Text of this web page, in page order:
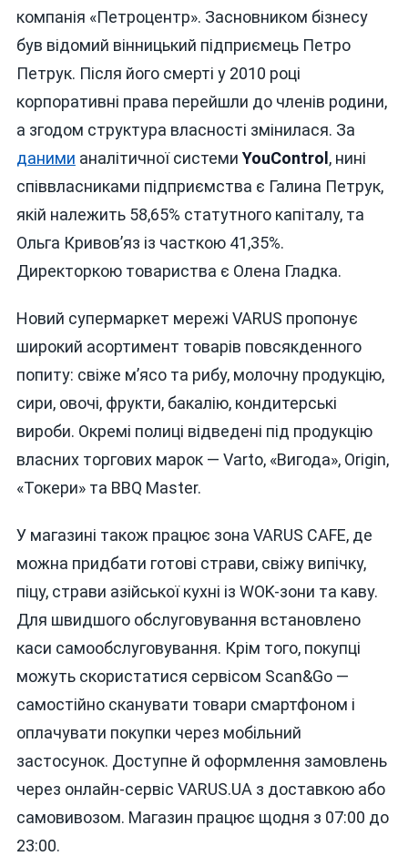
компанія «Петроцентр». Засновником бізнесу
був відомий вінницький підприємець Петро
Петрук. Після його смерті у 2010 році
корпоративні права перейшли до членів родини,
а згодом структура власності змінилася. За
даними аналітичної системи YouControl , нині
співвласниками підприємства є Галина Петрук,
якій належить 58,65% статутного капіталу, та
Ольга Кривов’яз із часткою 41,35%.
Директоркою товариства є Олена Гладка.
Новий супермаркет мережі VARUS пропонує
широкий асортимент товарів повсякденного
попиту: свіже м’ясо та рибу, молочну продукцію,
сири, овочі, фрукти, бакалію, кондитерські
вироби. Окремі полиці відведені під продукцію
власних торгових марок — Varto, «Вигода», Origin,
«Токери» та BBQ Master.
У магазині також працює зона VARUS CAFE, де
можна придбати готові страви, свіжу випічку,
піцу, страви азійської кухні із WOK-зони та каву.
Для швидшого обслуговування встановлено
каси самообслуговування. Крім того, покупці
можуть скористатися сервісом Scan&Go —
самостійно сканувати товари смартфоном і
оплачувати покупки через мобільний
застосунок. Доступне й оформлення замовлень
через онлайн-сервіс VARUS.UA з доставкою або
самовивозом. Магазин працює щодня з 07:00 до
23:00.